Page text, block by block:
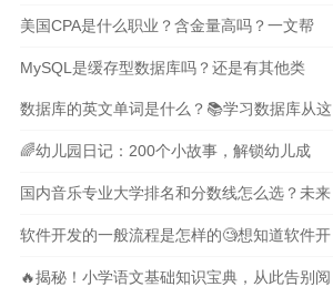
美国CPA是什么职业？含金量高吗？一文帮
MySQL是缓存型数据库吗？还是有其他类
数据库的英文单词是什么？📚学习数据库从这
🌈幼儿园日记：200个小故事，解锁幼儿成
国内音乐专业大学排名和分数线怎么选？未来
软件开发的一般流程是怎样的🧐想知道软件开
🔥揭秘！小学语文基础知识宝典，从此告别阅